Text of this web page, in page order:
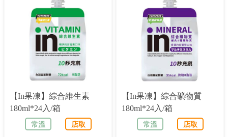
【in果凍】綜合維生素
180ml*24入/箱
常溫
店取
【in果凍】綜合礦物質
180ml*24入/箱
常溫
店取